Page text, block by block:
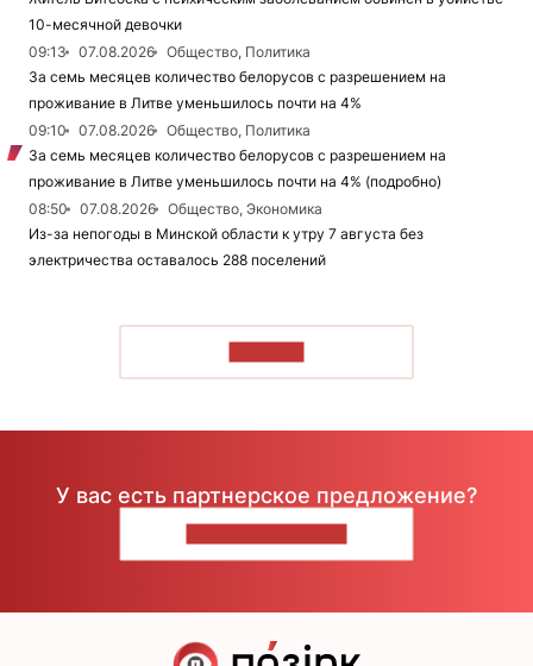
10-месячной девочки
09:13
07.08.2026
Общество, Политика
За семь месяцев количество белорусов с разрешением на
проживание в Литве уменьшилось почти на 4%
09:10
07.08.2026
Общество, Политика
За семь месяцев количество белорусов с разрешением на
проживание в Литве уменьшилось почти на 4% (подробно)
08:50
07.08.2026
Общество, Экономика
Из-за непогоды в Минской области к утру 7 августа без
электричества оставалось 288 поселений
У вас есть партнерское предложение?